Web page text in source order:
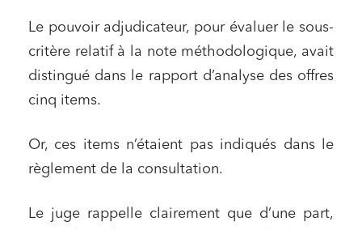
Le pouvoir adjudicateur, pour évaluer le sous-
critère relatif à la note méthodologique, avait
distingué dans le rapport d’analyse des offres
cinq items.
Or, ces items n’étaient pas indiqués dans le
règlement de la consultation.
Le juge rappelle clairement que d’une part,